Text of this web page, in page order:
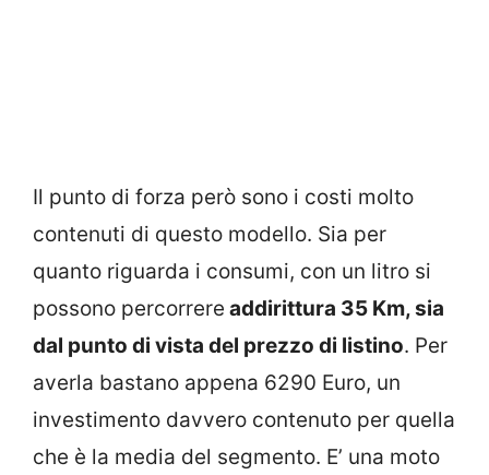
Il punto di forza però sono i costi molto
contenuti di questo modello. Sia per
quanto riguarda i consumi, con un litro si
possono percorrere addirittura 35 Km, sia
dal punto di vista del prezzo di listino. Per
averla bastano appena 6290 Euro, un
investimento davvero contenuto per quella
che è la media del segmento. E’ una moto